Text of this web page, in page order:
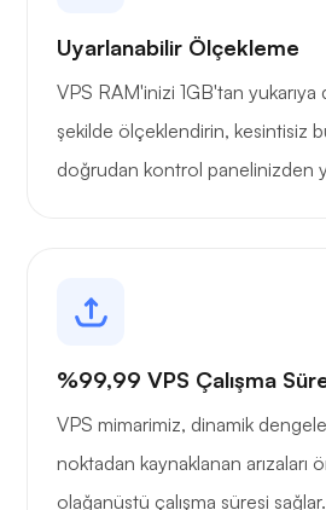
Uyarlanabilir Ölçekleme
VPS RAM'inizi 1GB'tan yukarıya
şekilde ölçeklendirin, kesintisiz
doğrudan kontrol panelinizden
%99,99 VPS Çalışma
VPS mimarimiz, dinamik
noktadan kaynaklanan arızaları
olağanüstü çalışma süresi sağlar.